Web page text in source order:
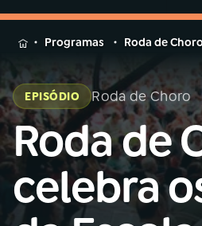
MENU
Buscar
na
Rádio
MEC
Início
01
na
Rádio
MEC
Programas Roda de Choro
EPISÓDIO Roda de Choro
Roda de
celebra